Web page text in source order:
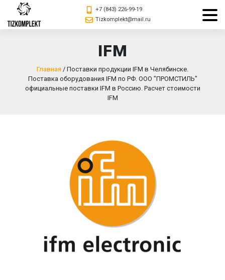
+7 (843) 226-99-19
Tizkomplekt@mail.ru
IFM
Главная / Поставки продукции IFM в Челябинске.
Поставка оборудования IFM по РФ. ООО "ПРОМСТИЛЬ"
официальные поставки IFM в Россию. Расчет стоимости
IFM